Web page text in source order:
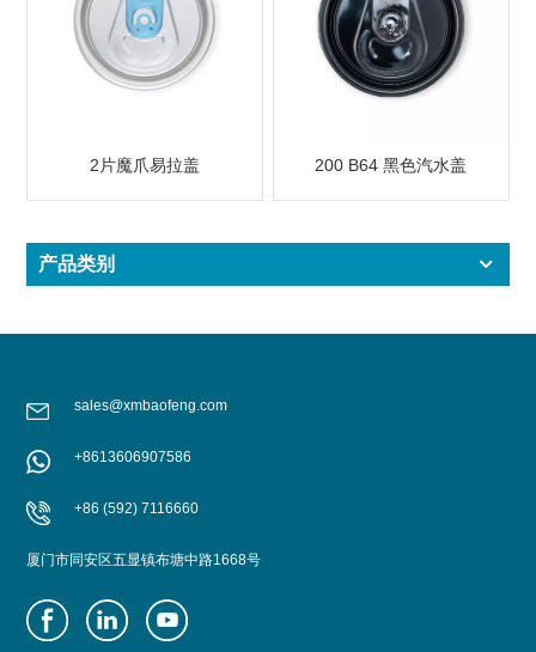
2片魔爪易拉盖 200 B64 黑色汽水盖
产品类别
sales@xmbaofeng.com
+8613606907586
+86 (592) 7116660
厦门市同安区五显镇布塘中路1668号